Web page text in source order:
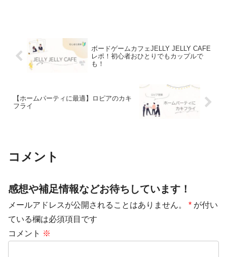
ボードゲームカフェJELLY JELLY CAFE
レポ！初心者おひとりでもカップルで
も！
【ホームパーティに最適】ロピアのカキ
フライ
コメント
感想や補足情報などお待ちしています！
メールアドレスが公開されることはありません。 * が付い
ている欄は必須項目です
コメント ※